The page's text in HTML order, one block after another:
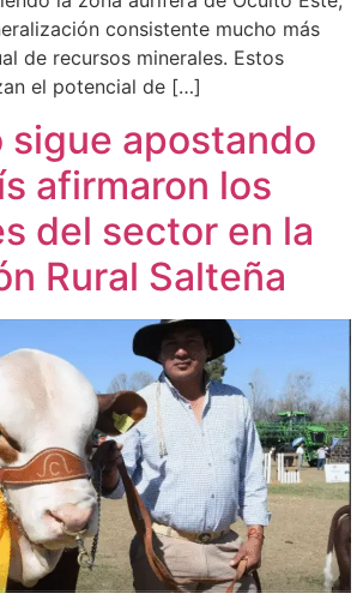
consistente mucho más
de recursos minerales. Estos
el potencial de […]
sigue apostando
afirmaron los
del sector en la
Rural Salteña